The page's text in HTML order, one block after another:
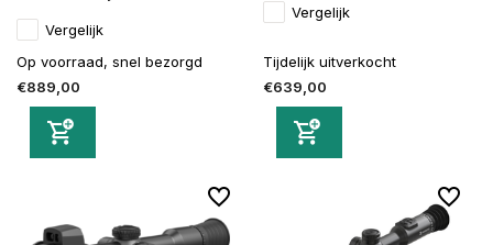
Vergelijk
Op voorraad, snel bezorgd
€889,00
Vergelijk
Tijdelijk uitverkocht
€639,00